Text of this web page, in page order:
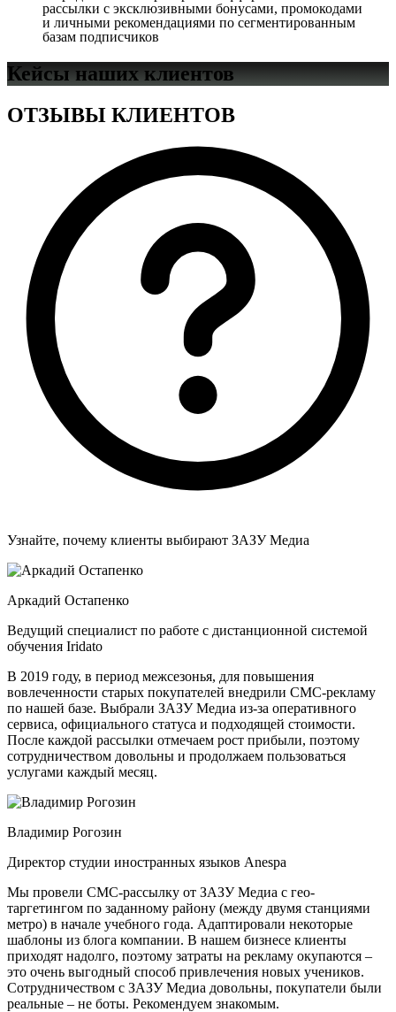
рассылки с эксклюзивными бонусами, промокодами
и личными рекомендациями по сегментированным
базам подписчиков
Кейсы наших клиентов
ОТЗЫВЫ КЛИЕНТОВ
Узнайте, почему клиенты выбирают ЗАЗУ Медиа
Аркадий Остапенко
Ведущий специалист по работе с дистанционной системой
обучения Iridato
В 2019 году, в период межсезонья, для повышения
вовлеченности старых покупателей внедрили СМС-рекламу
по нашей базе. Выбрали ЗАЗУ Медиа из-за оперативного
сервиса, официального статуса и подходящей стоимости.
После каждой рассылки отмечаем рост прибыли, поэтому
сотрудничеством довольны и продолжаем пользоваться
услугами каждый месяц.
Владимир Рогозин
Директор студии иностранных языков Anespa
Мы провели СМС-рассылку от ЗАЗУ Медиа с гео-
таргетингом по заданному району (между двумя станциями
метро) в начале учебного года. Адаптировали некоторые
шаблоны из блога компании. В нашем бизнесе клиенты
приходят надолго, поэтому затраты на рекламу окупаются –
это очень выгодный способ привлечения новых учеников.
Сотрудничеством с ЗАЗУ Медиа довольны, покупатели были
реальные – не боты. Рекомендуем знакомым.